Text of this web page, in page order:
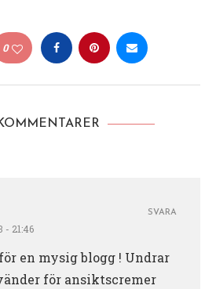
0
- 21:46
en mysig blogg ! Undrar
för ansiktscremer
SVARA